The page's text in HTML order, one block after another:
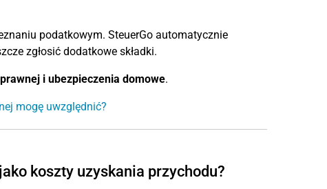
podatkowym. SteuerGo automatycznie
zgłosić dodatkowe składki.
i ubezpieczenia domowe.
mogę uwzględnić?
koszty uzyskania przychodu?